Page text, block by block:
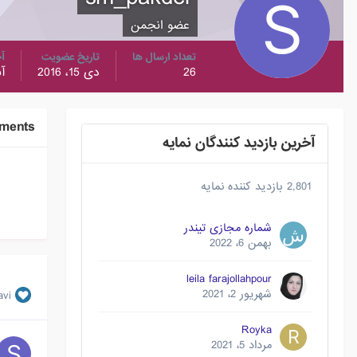
عضو انجمن
تعداد ارسال ها
26
تاریخ عضویت
دی 15، 2016
آخرین بازدید کنندگان نمایه
2,801 بازدید کننده نمایه
شماره مجازی تیندر
بهمن 6، 2022
leila farajollahpour
شهریور 2، 2021
Royka
مرداد 5، 2021